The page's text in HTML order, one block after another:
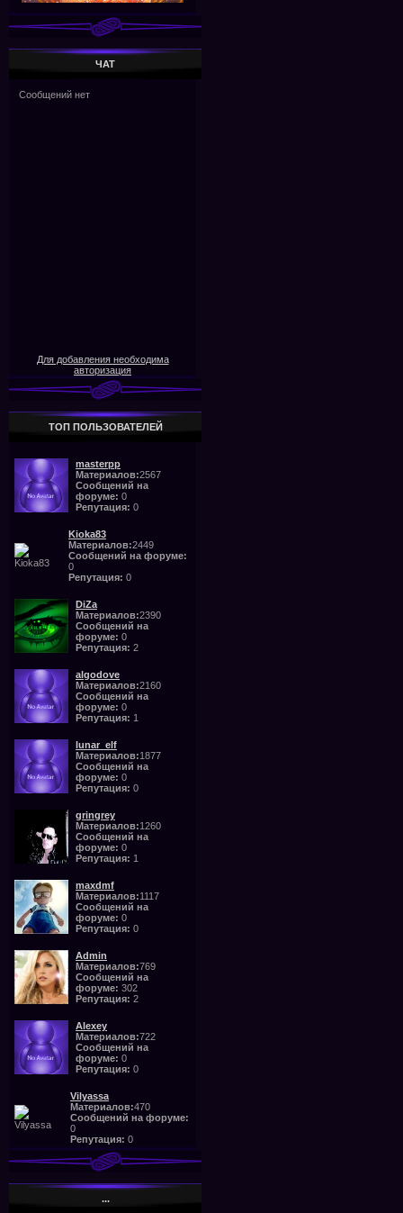
ЧАТ
Для добавления необходима
авторизация
ТОП ПОЛЬЗОВАТЕЛЕЙ
masterpp
Материалов:2567
Сообщений на
форуме: 0
Репутация: 0
Kioka83
Материалов:2449
Сообщений на форуме:
0
Репутация: 0
DiZa
Материалов:2390
Сообщений на
форуме: 0
Репутация: 2
algodove
Материалов:2160
Сообщений на
форуме: 0
Репутация: 1
lunar_elf
Материалов:1877
Сообщений на
форуме: 0
Репутация: 0
gringrey
Материалов:1260
Сообщений на
форуме: 0
Репутация: 1
maxdmf
Материалов:1117
Сообщений на
форуме: 0
Репутация: 0
Admin
Материалов:769
Сообщений на
форуме: 302
Репутация: 2
Alexey
Материалов:722
Сообщений на
форуме: 0
Репутация: 0
Vilyassa
Материалов:470
Сообщений на форуме:
0
Репутация: 0
...